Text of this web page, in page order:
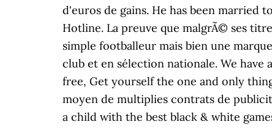
d'euros de gains. He has been married
Hotline. La preuve que malgrÃ© ses
simple footballeur mais bien une
club et en sélection nationale. We have
free, Get yourself the one and only
moyen de multiplies contrats de
a child with the best black & white